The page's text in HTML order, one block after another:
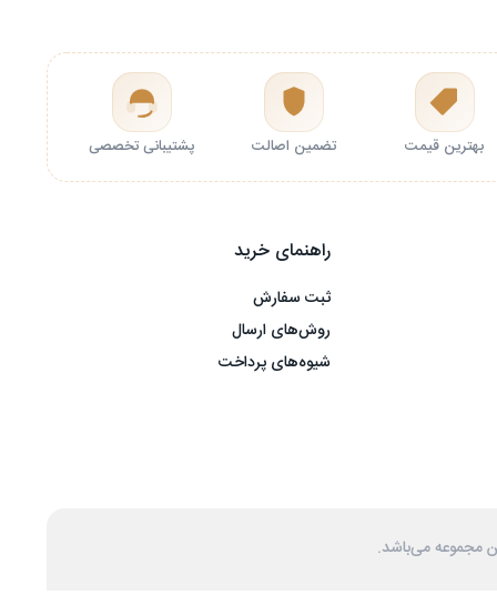
بهترین قیمت تضمین اصالت پشتیبانی تخصصی
راهنمای خرید
ثبت سفارش
روش‌های ارسال
شیوه‌های پرداخت
مجموعه می‌باشد.